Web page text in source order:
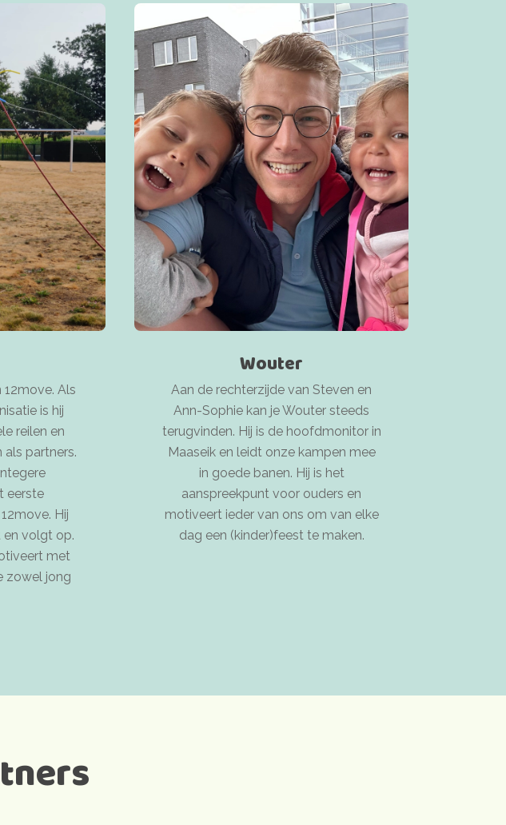
Als
is hij
reilen en
als partners.
eerste
Hij
volgt op.
met
zowel jong
Wouter
Aan de rechterzijde van Steven en
Ann-Sophie kan je Wouter steeds
terugvinden. Hij is de hoofdmonitor in
Maaseik en leidt onze kampen mee
in goede banen. Hij is het
aanspreekpunt voor ouders en
motiveert ieder van ons om van elke
dag een (kinder)feest te maken.